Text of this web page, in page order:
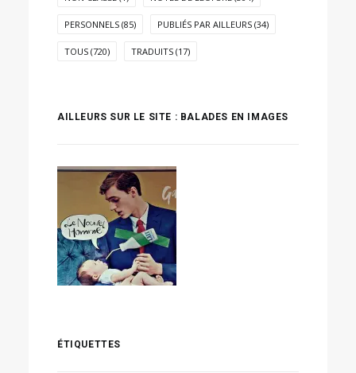
PERSONNELS (85) PUBLIÉS PAR AILLEURS (34)
TOUS (720) TRADUITS (17)
AILLEURS SUR LE SITE : BALADES EN IMAGES
ÉTIQUETTES